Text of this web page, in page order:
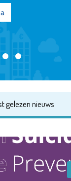
gelezen nieuws